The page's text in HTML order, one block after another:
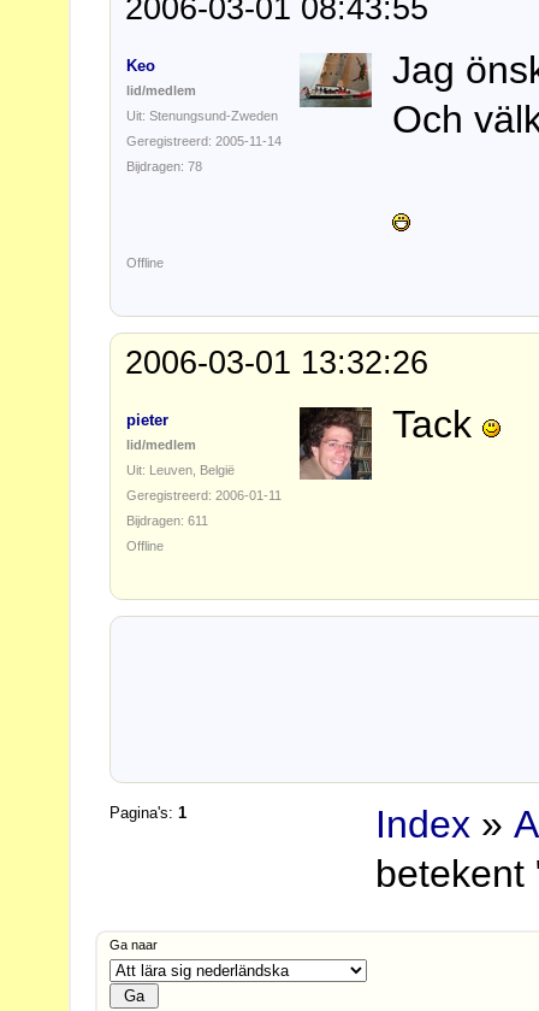
2006-03-01 08:43:55
Keo
lid/medlem
Uit: Stenungsund-Zweden
Geregistreerd: 2005-11-14
Bijdragen: 78
Jag
Och
Offline
2006-03-01 13:32:26
pieter
lid/medlem
Uit: Leuven, België
Geregistreerd: 2006-01-11
Bijdragen: 611
Tack
Offline
Pagina's:1 Index »
betekent
Ga naar